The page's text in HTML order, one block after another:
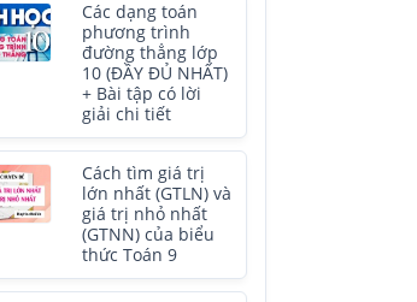
Các dạng toán
phương trình
đường thẳng lớp
10 (ĐẦY ĐỦ NHẤT)
+ Bài tập có lời
giải chi tiết
Cách tìm giá trị
lớn nhất (GTLN) và
giá trị nhỏ nhất
(GTNN) của biểu
thức Toán 9